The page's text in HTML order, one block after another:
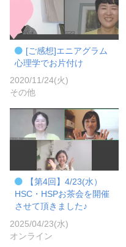
[ご感想]エニアグラム
心理学でお片付け
2020/11/24(火)
その他
【第4回】4/23(水）
HSC・HSPお茶会を開催
させて頂きました♪
2025/04/23(水)
オンライン